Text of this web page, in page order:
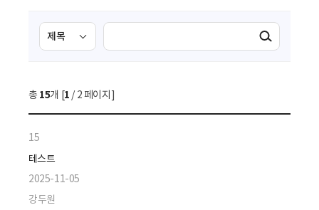
검
색
선
택
색
검색실행
총 15개 [1 / 2 페이지]
15
테스트
2025-11-05
강두원